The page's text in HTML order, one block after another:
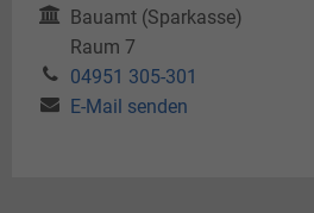
Bauamt (Sparkasse)
Raum 7
04951 305-301
E-Mail senden